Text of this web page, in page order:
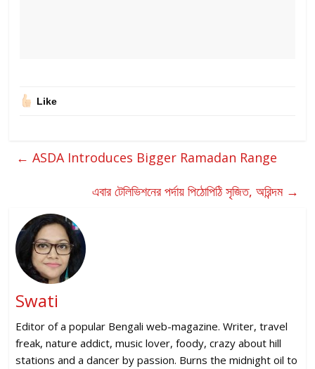
Like
← ASDA Introduces Bigger Ramadan Range
এবার টেলিভিশনের পর্দায় পিঠোপিঠি সৃজিত, অরিন্দম →
Swati
Editor of a popular Bengali web-magazine. Writer, travel
freak, nature addict, music lover, foody, crazy about hill
stations and a dancer by passion. Burns the midnight oil to